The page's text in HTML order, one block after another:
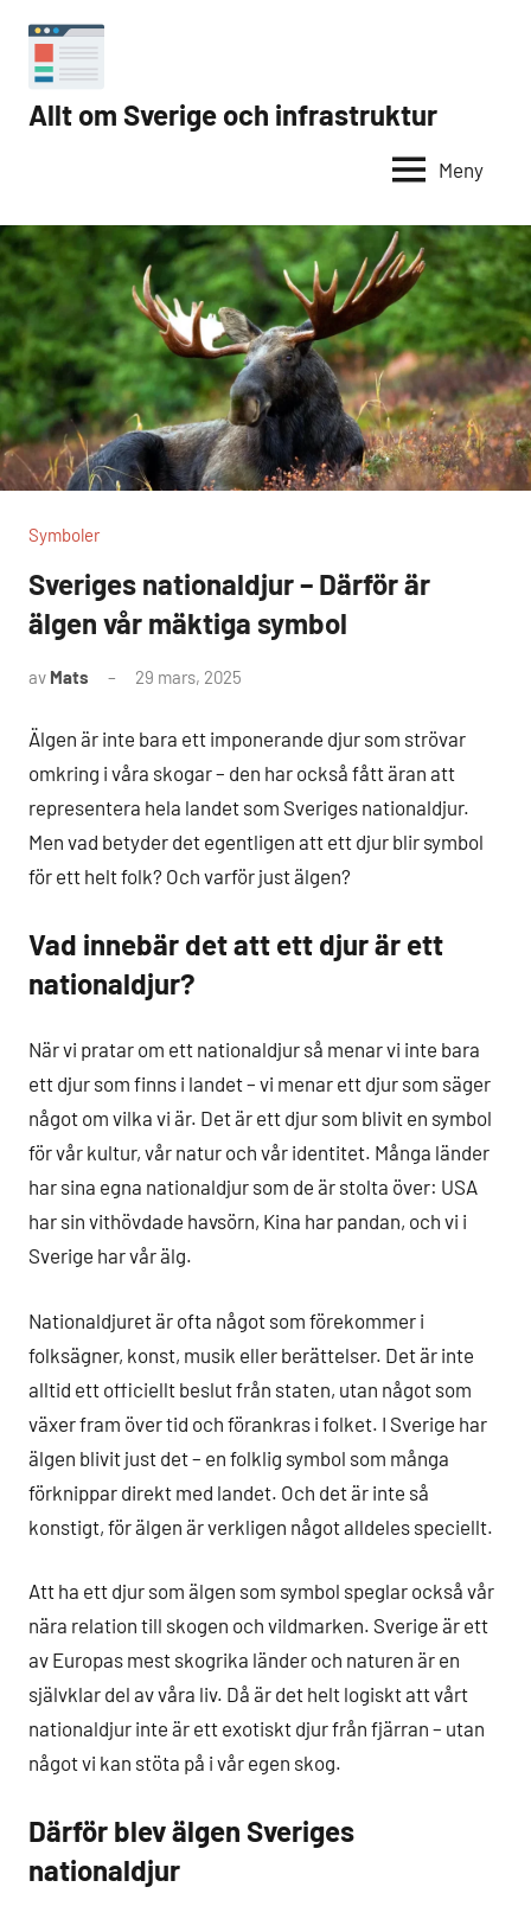
innehåll
Allt om Sverige och infrastruktur
Internet
Meny
Symboler
Sveriges nationaldjur – Därför är
älgen vår mäktiga symbol
av Mats 29 mars, 2025
Älgen är inte bara ett imponerande djur som strövar
omkring i våra skogar – den har också fått äran att
representera hela landet som Sveriges nationaldjur.
Men vad betyder det egentligen att ett djur blir symbol
för ett helt folk? Och varför just älgen?
Vad innebär det att ett djur är ett
nationaldjur?
När vi pratar om ett nationaldjur så menar vi inte bara
ett djur som finns i landet – vi menar ett djur som säger
något om vilka vi är. Det är ett djur som blivit en symbol
för vår kultur, vår natur och vår identitet. Många länder
har sina egna nationaldjur som de är stolta över: USA
har sin vithövdade havsörn, Kina har pandan, och vi i
Sverige har vår älg.
Nationaldjuret är ofta något som förekommer i
folksägner, konst, musik eller berättelser. Det är inte
alltid ett officiellt beslut från staten, utan något som
växer fram över tid och förankras i folket. I Sverige har
älgen blivit just det – en folklig symbol som många
förknippar direkt med landet. Och det är inte så
konstigt, för älgen är verkligen något alldeles speciellt.
Att ha ett djur som älgen som symbol speglar också vår
nära relation till skogen och vildmarken. Sverige är ett
av Europas mest skogrika länder och naturen är en
självklar del av våra liv. Då är det helt logiskt att vårt
nationaldjur inte är ett exotiskt djur från fjärran – utan
något vi kan stöta på i vår egen skog.
Därför blev älgen Sveriges
nationaldjur